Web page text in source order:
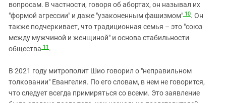
вопросам. В частности, говоря об абортах, он называл их
"формой агрессии" и даже "узаконенным фашизмом" 10. Он
также подчеркивает, что традиционная семья – это "союз
между мужчиной и женщиной" и основа стабильности
общества 11 .
В 2021 году митрополит Шио говорил о "неправильном
толковании" Евангелия. По его словам, в нем не говорится,
что следует всегда примиряться со всеми. Это заявление